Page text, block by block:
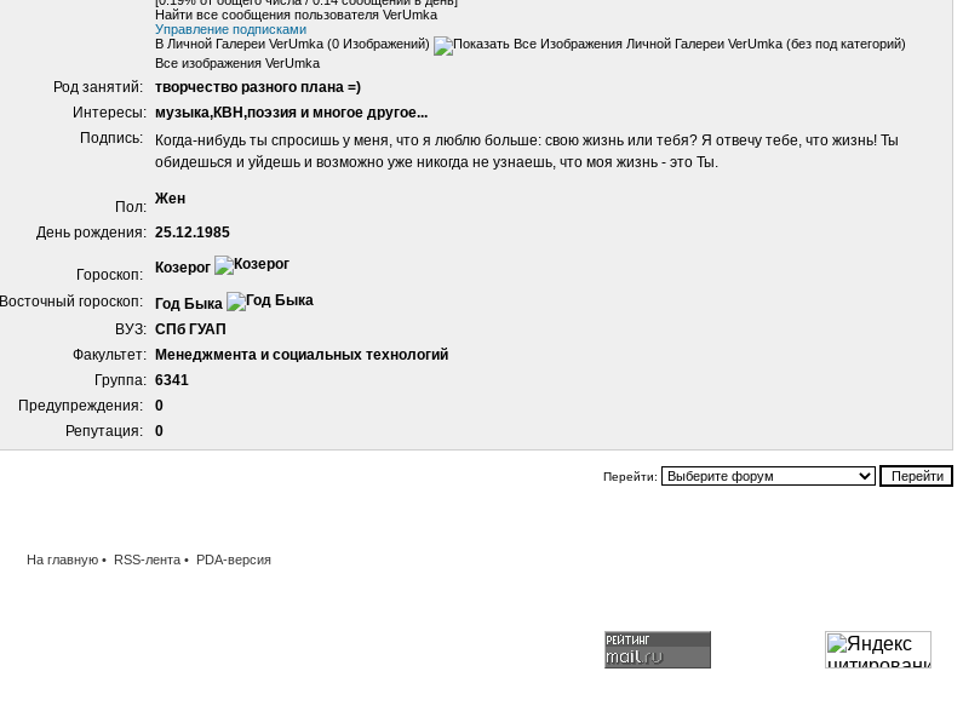
Найти все сообщения пользователя VerUmka
Управление подписками
В Личной Галереи VerUmka (0 Изображений)
Все изображения VerUmka
Род занятий:
творчество разного плана =)
Интересы: музыка,КВН,поэзия и многое другое...
Подпись:
Когда-нибудь ты спросишь у меня, что я люблю больше: свою жизнь или тебя? Я отвечу тебе, что жизнь! Ты
обидешься и уйдешь и возможно уже никогда не узнаешь, что моя жизнь - это Ты.
Пол: Жен
День рождения: 25.12.1985
Гороскоп:
Козерог
Восточный гороскоп:
Год Быка
ВУЗ: СПб ГУАП
Факультет:
Менеджмента и социальных технологий
Группа: 6341
Предупреждения:
0
Репутация:
0
Перейти:
На главную • RSS-лента • PDA-версия